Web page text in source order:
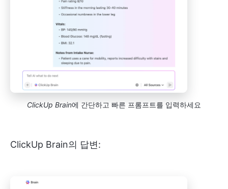
ClickUp Brain에 간단하고 빠른 프롬프트를 입력하세요
ClickUp Brain의 답변: